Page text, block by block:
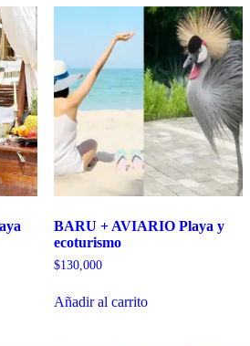
BARU + AVIARIO Playa y
ecoturismo
$130,000
Añadir al carrito